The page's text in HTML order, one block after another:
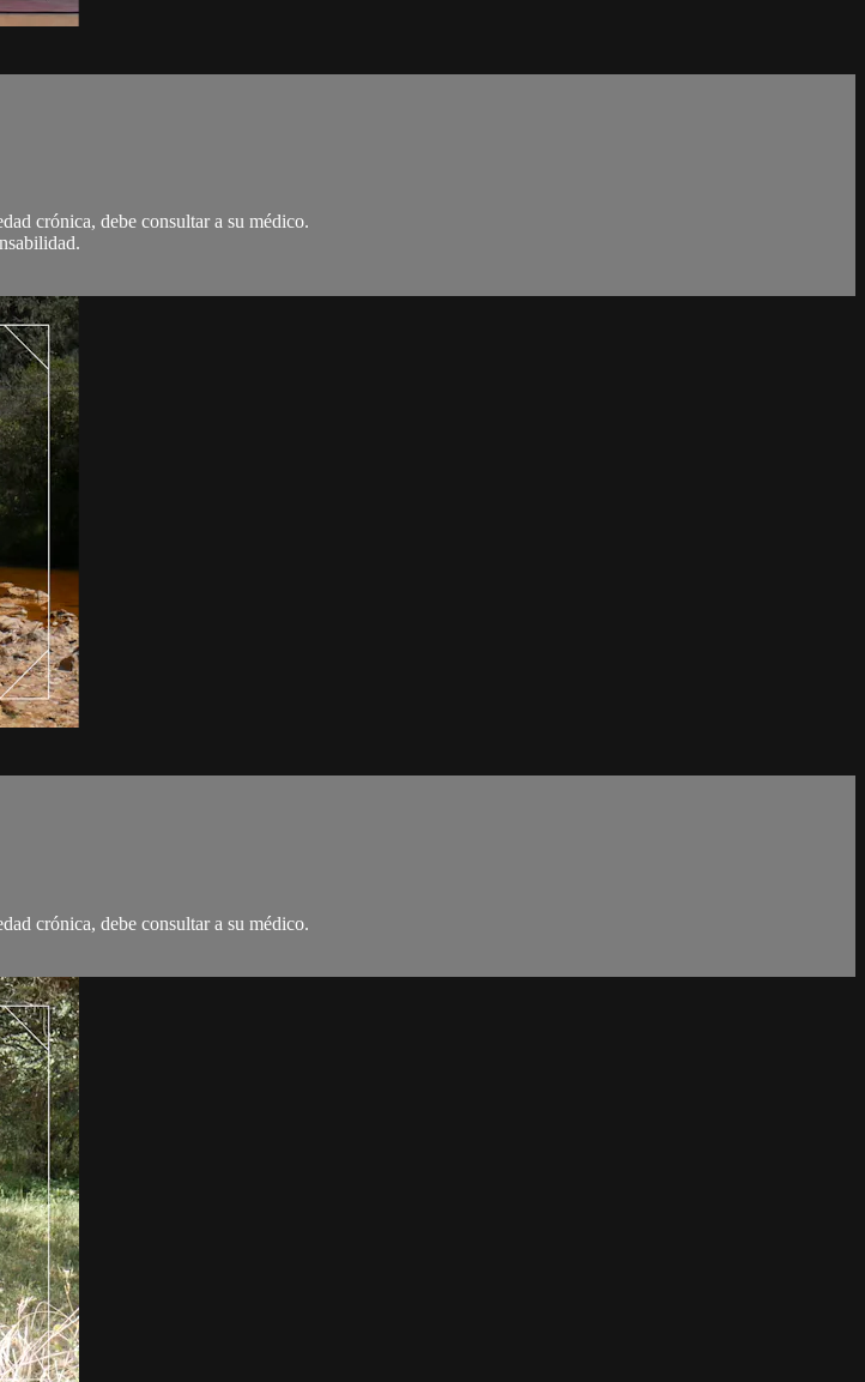
crónica, debe consultar a su médico.
crónica, debe consultar a su médico.